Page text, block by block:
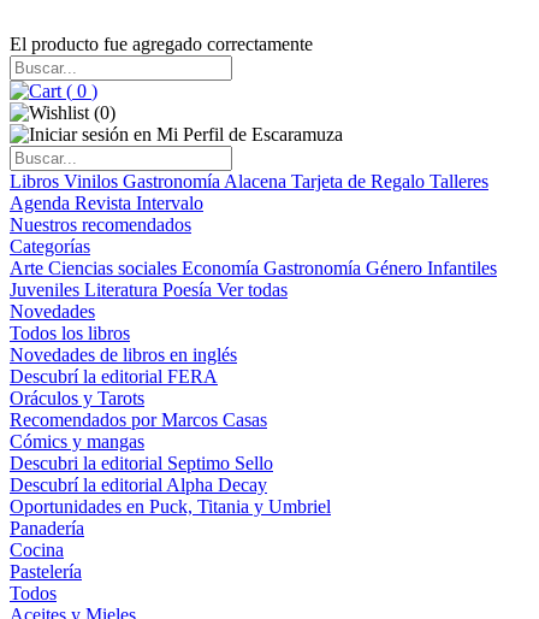
El producto fue agregado correctamente
( 0 )
(0)
Libros Vinilos Gastronomía Alacena Tarjeta de Regalo Talleres
Agenda Revista Intervalo
Nuestros recomendados
Categorías
Arte Ciencias sociales Economía Gastronomía Género Infantiles
Juveniles Literatura Poesía Ver todas
Novedades
Todos los libros
Novedades de libros en inglés
Descubrí la editorial FERA
Oráculos y Tarots
Recomendados por Marcos Casas
Cómics y mangas
Descubri la editorial Septimo Sello
Descubrí la editorial Alpha Decay
Oportunidades en Puck, Titania y Umbriel
Panadería
Cocina
Pastelería
Todos
Aceites y Mieles